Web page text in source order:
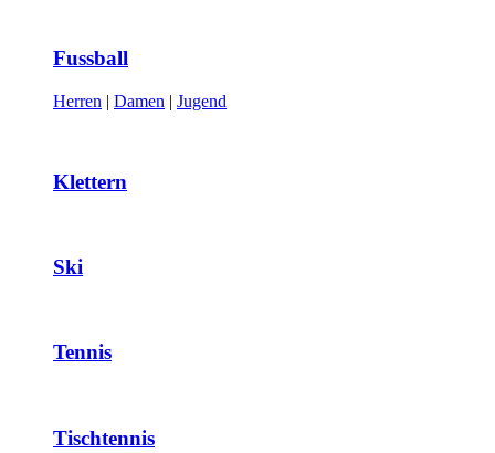
Fussball
Herren | Damen | Jugend
Klettern
Ski
Tennis
Tischtennis